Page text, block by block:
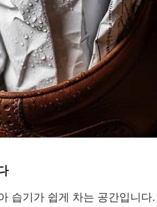
습기가 쉽게 차는 공간입니다